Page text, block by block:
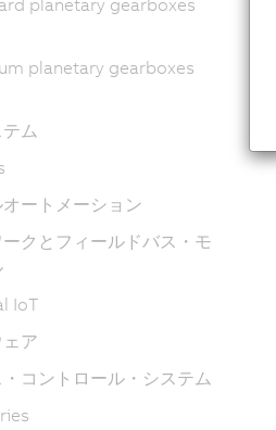
planetary gearboxes
planetary gearboxes
ム
ートメーション
クとフィールドバス・モ
IoT
ア
コントロール・システム